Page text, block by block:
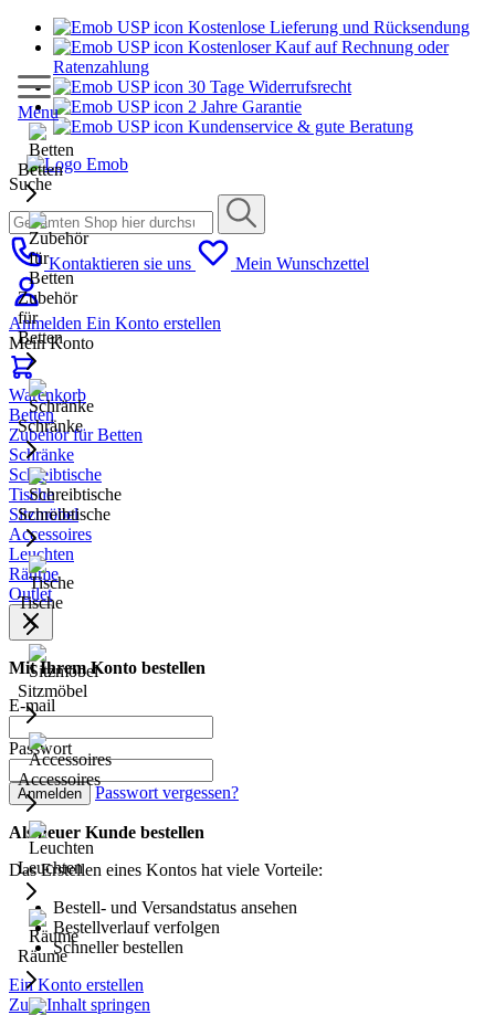
Kostenlose Lieferung und Rücksendung
Kostenloser Kauf auf Rechnung oder
Ratenzahlung
30 Tage Widerrufsrecht
2 Jahre Garantie
Kundenservice & gute Beratung
Suche
Kontaktieren sie uns Mein Wunschzettel
Anmelden Ein Konto erstellen
Mein Konto
Warenkorb
Menu
Betten
Zubehör
für
Betten
Schränke
Schreibtische
Tische
Sitzmöbel
Accessoires
Leuchten
Räume
Betten
Zubehör für Betten
Schränke
Schreibtische
Tische
Sitzmöbel
Accessoires
Leuchten
Räume
Outlet
Mit Ihrem Konto bestellen
E-mail
Passwort
Anmelden Passwort vergessen?
Als neuer Kunde bestellen
Das Erstellen eines Kontos hat viele Vorteile:
Bestell- und Versandstatus ansehen
Bestellverlauf verfolgen
Schneller bestellen
Ein Konto erstellen
Zum Inhalt springen